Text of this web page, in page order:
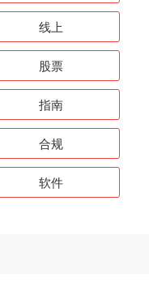
线上
股票
指南
合规
软件